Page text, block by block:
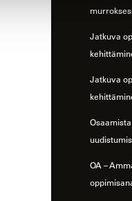
Jatkuva
Jatkuva
OA –